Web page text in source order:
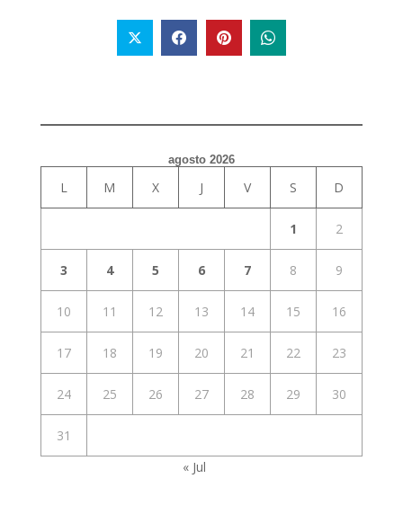
agosto 2026
L M X J V S D
1 2
3 4 5 6 7 8 9
10 11 12 13 14 15 16
17 18 19 20 21 22 23
24 25 26 27 28 29 30
31
« Jul